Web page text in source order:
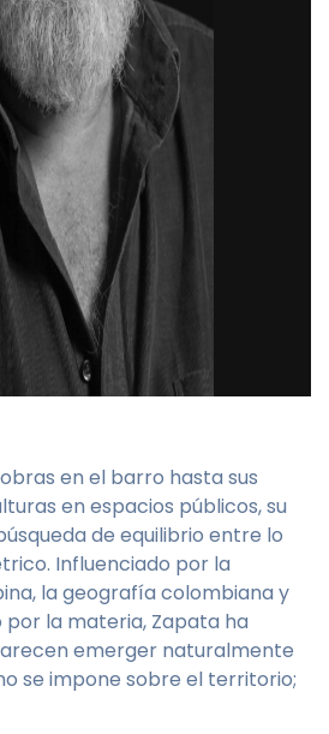
en el barro hasta sus
en espacios públicos, su
de equilibrio entre lo
Influenciado por la
la geografía colombiana y
la materia, Zapata ha
emerger naturalmente
se impone sobre el territorio;